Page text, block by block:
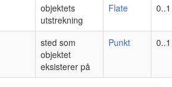
objektets
utstrekning
Flate 0..1
sted som
objektet
eksisterer på
Punkt 0..1